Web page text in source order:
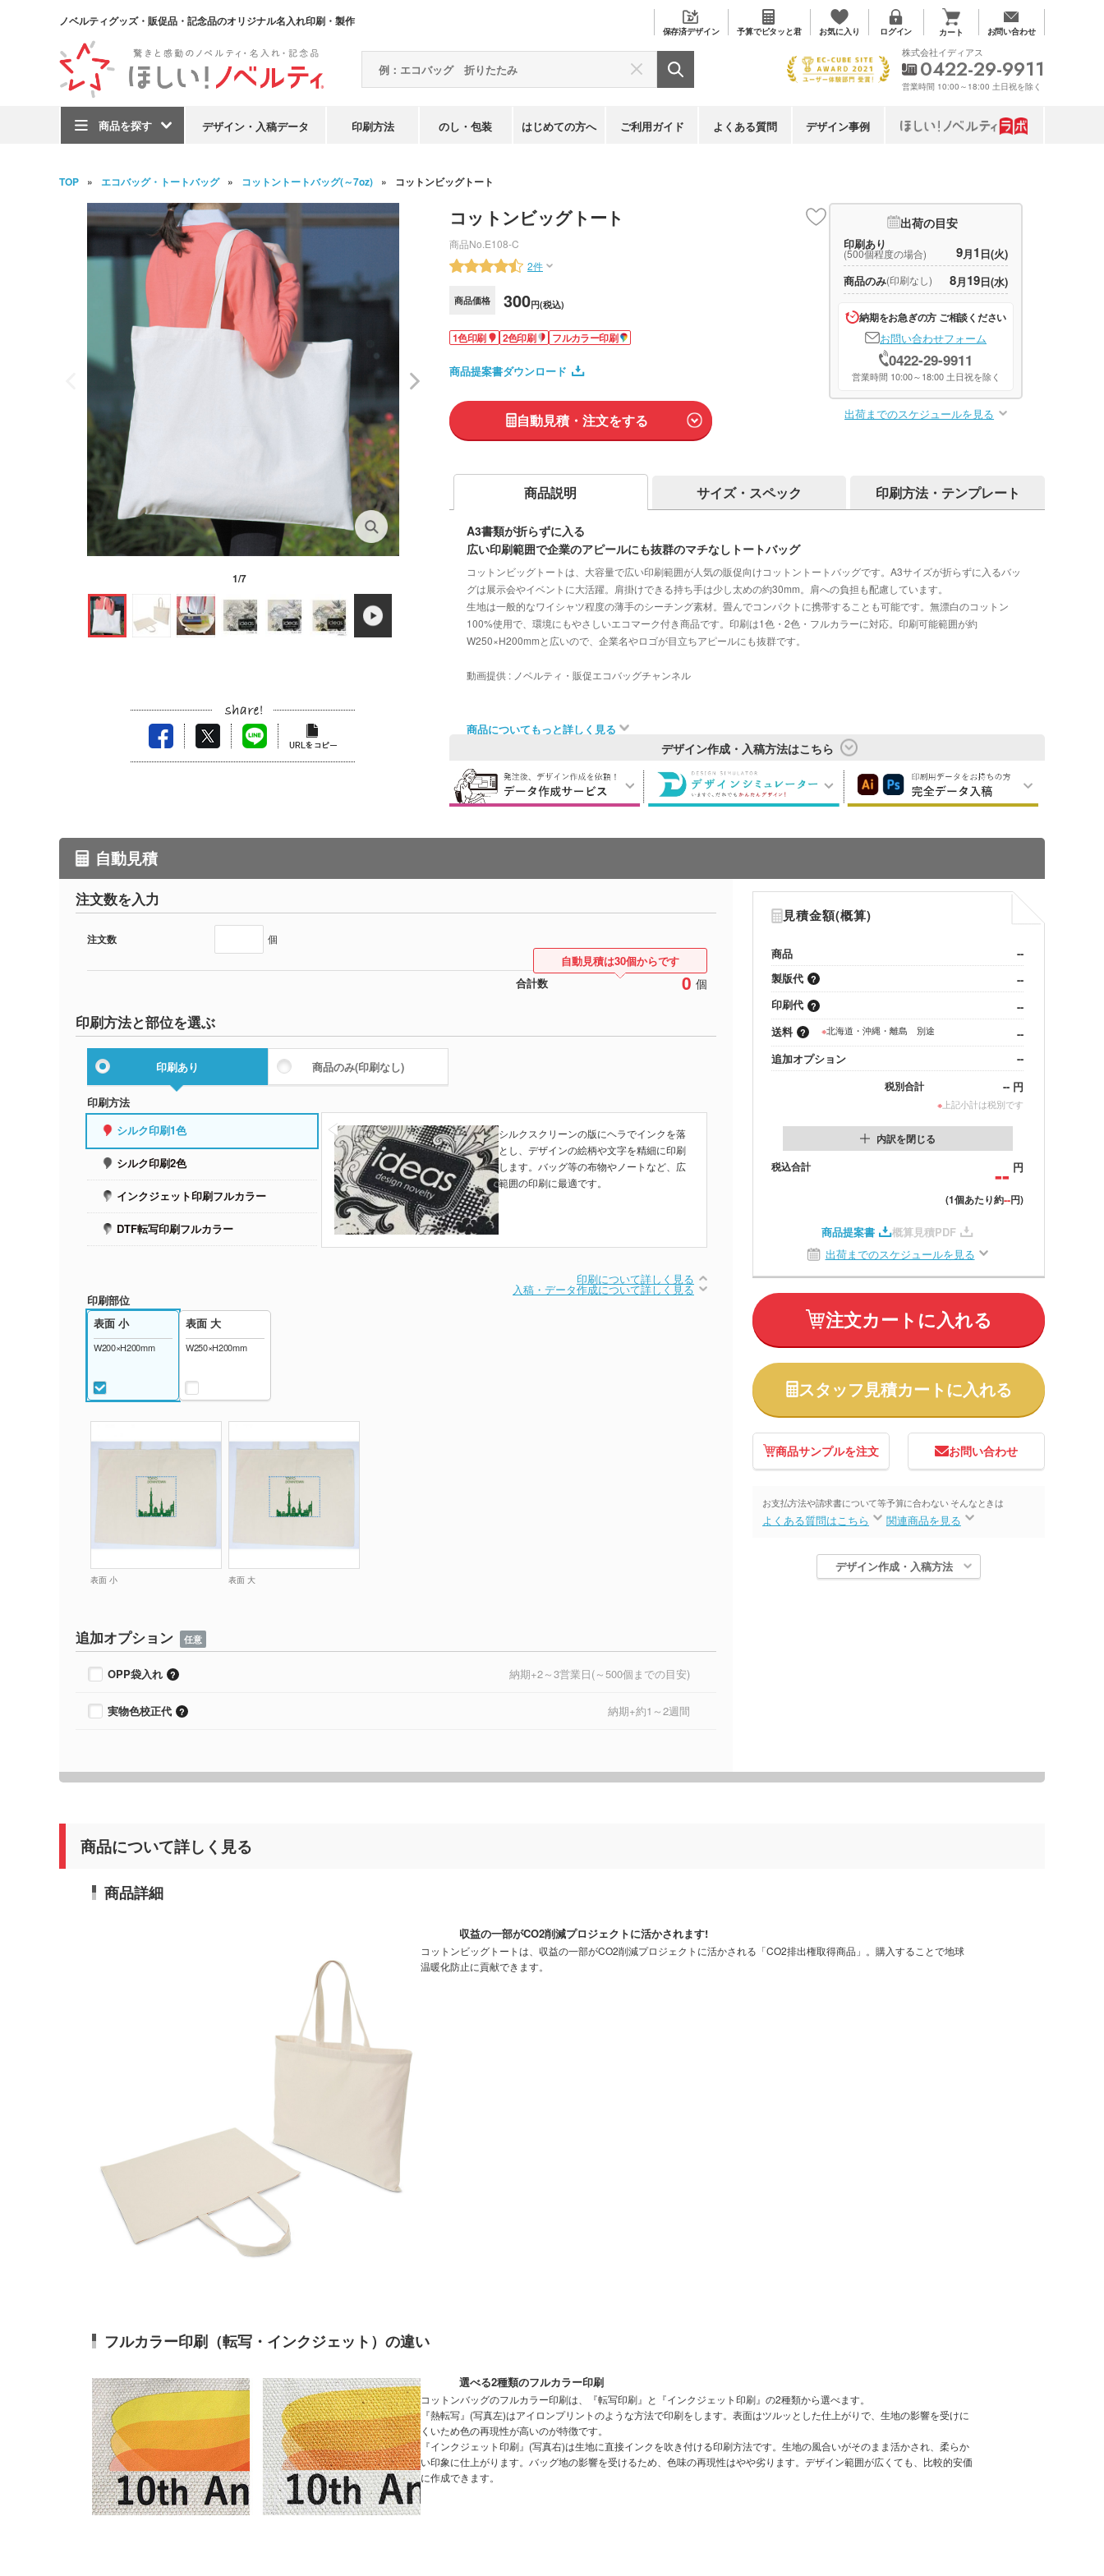
ノベルティグッズ・販促品・記念品のオリジナル名入れ印刷・製作
保存済デザイン 予算でピタッと君 お気に入り ログイン カート お問い合わせ
商品を探す デザイン・入稿データ 印刷方法 のし・包装 はじめての方へ ご利用ガイド よくある質問 デザイン事例
株式会社イディアス
0422-29-9911
営業時間 10:00～18:00 土日祝を除く
TOP エコバッグ・トートバッグ コットントートバッグ(～7oz) コットンビッグトート
1/7
コットンビッグトート
商品No. E108-C
2件
商品価格 300円(税込)
1色印刷 2色印刷 フルカラー印刷
商品提案書ダウンロード
自動見積・注文をする
出荷の目安
印刷あり
(500個程度の場合) 9月1 日(火)
商品のみ(印刷なし) 8月19日(水)
納期をお急ぎの方 ご相談ください
お問い合わせフォーム
0422-29-9911
営業時間 10:00～18:00 土日祝を除く
出荷までのスケジュールを見る
商品説明 サイズ・スペック 印刷方法・テンプレート
A3書類が折らずに入る
広い印刷範囲で企業のアピールにも抜群のマチなしトートバッグ
コットンビッグトートは、大容量で広い印刷範囲が人気の販促向けコットントートバッグです。A3サイズが折らずに入るバッ
グは展示会やイベントに大活躍。肩掛けできる持ち手は少し太めの約30mm。肩への負担も配慮しています。
生地は一般的なワイシャツ程度の薄手のシーチング素材。畳んでコンパクトに携帯することも可能です。無漂白のコットン
100%使用で、環境にもやさしいエコマーク付き商品です。印刷は1色・2色・フルカラーに対応。印刷可能範囲が約
W250×H200mmと広いので、企業名やロゴが目立ちアピールにも抜群です。
動画提供 : ノベルティ・販促エコバッグチャンネル
商品についてもっと詳しく見る
デザイン作成・入稿方法はこちら
自動見積
注文数を入力
注文数 個
合計数 0 個
自動見積は30個からです
印刷方法と部位を選ぶ
印刷あり 商品のみ(印刷なし)
印刷方法
シルク印刷1色
シルク印刷2色
インクジェット印刷フルカラー
DTF転写印刷フルカラー
シルクスクリーンの版にヘラでインクを落
とし、デザインの絵柄や文字を精細に印刷
します。バッグ等の布物やノートなど、広
範囲の印刷に最適です。
印刷について詳しく見る
入稿・データ作成について詳しく見る
印刷部位
表面 小
W200×H200mm
表面 大
W250×H200mm
表面 小 表面 大
追加オプション 任意
OPP袋入れ 納期+2～3営業日(～500個までの目安)
実物色校正代 納期+約1～2週間
見積金額(概算)
商品
--
製版代
--
印刷代
--
送料
※北海道・沖縄・離島 別途
--
追加オプション
--
税別合計 -- 円
※ 上記小計は税別です
内訳を閉じる
税込合計
-- 円
(1個あたり約--円)
商品提案書
概算見積PDF
出荷までのスケジュールを見る
注文カートに入れる
スタッフ見積カートに入れる
商品サンプルを注文 お問い合わせ
お支払方法や請求書について等
よくある質問はこちら
予算に合わない そんなときは
関連商品を見る
デザイン作成・入稿方法
商品について詳しく見る
商品詳細
収益の一部がCO2削減プロジェクトに活かされます!
コットンビッグトートは、収益の一部がCO2削減プロジェクトに活かされる「CO2排出権取得商品」。購入することで地球
温暖化防止に貢献できます。
フルカラー印刷（転写・インクジェット）の違い
選べる2種類のフルカラー印刷
コットンバッグのフルカラー印刷は、『転写印刷』と『インクジェット印刷』の2種類から選べます。
『熱転写』(写真左)はアイロンプリントのような方法で印刷をします。表面はツルッとした仕上がりで、生地の影響を受けに
くいため色の再現性が高いのが特徴です。
『インクジェット印刷』(写真右)は生地に直接インクを吹き付ける印刷方法です。生地の風合いがそのまま活かされ、柔らか
い印象に仕上がります。バッグ地の影響を受けるため、色味の再現性はやや劣ります。デザイン範囲が広くても、比較的安価
に作成できます。